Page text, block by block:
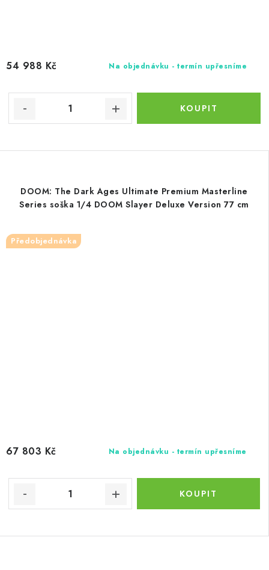
Na objednávku - termín upřesníme
54 988 Kč
DOOM: The Dark Ages Ultimate Premium Masterline
Series soška 1/4 DOOM Slayer Deluxe Version 77 cm
Předobjednávka
Na objednávku - termín upřesníme
67 803 Kč